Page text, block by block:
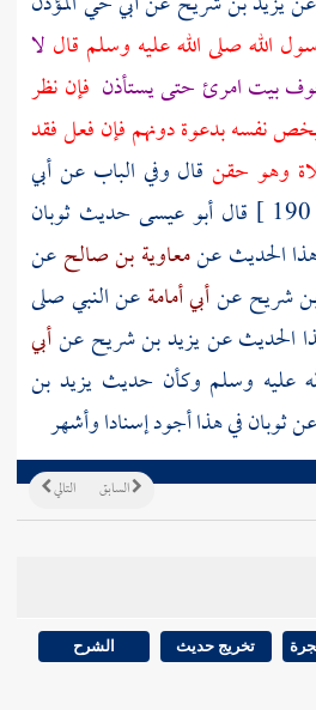
الله صلى الله عليه وسلم قال لا
بيت امرئ حتى يستأذن فإن نظر
نفسه بدعوة دونهم فإن فعل فقد
وهو حقن قال وفي الباب عن أبي
قال أبو عيسى حديث ثوبان
الحديث عنمعاوية بن صالحعن
شريحعنأبي أمامةعن النبي صلى
الحديث عنيزيد بن شريحعنأبي
عليه وسلم وكأن حديث يزيد بن
عنثوبانفي هذا أجود إسنادا وأشهر
التالي السابق
تخريج حديث الشرح